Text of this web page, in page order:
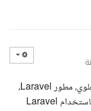
السلام عليكم ورحمة الله وبركاته، أنا عبد الكريم العلوي، مطور Laravel،
وأقود فريقا متخصصا في تطوير تطبيقات الويب باستخدام Laravel